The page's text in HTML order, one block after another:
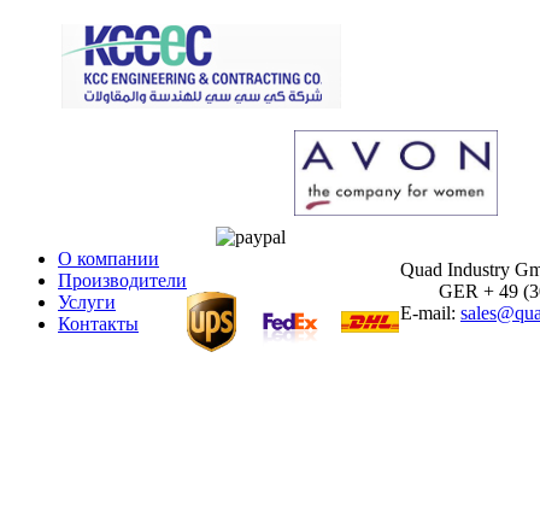
О компании
Производители
Услуги
Контакты
Quad Industry
GER + 49
E-mail: